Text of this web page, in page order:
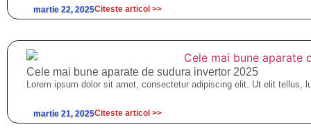
martie 22, 2025Citeste articol >>
Cele mai bune aparate de sudura invertor 2025
Lorem ipsum dolor sit amet, consectetur adipiscing elit. Ut elit tellus,
martie 21, 2025Citeste articol >>